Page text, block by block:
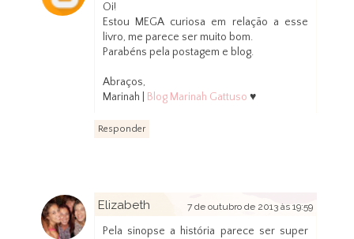
Oi!
Estou MEGA curiosa em relação a esse
livro, me parece ser muito bom.
Parabéns pela postagem e blog.
Abraços,
Marinah | Blog Marinah Gattuso ♥
Responder
Elizabeth 7 de outubro de 2013 às 19:59
Pela sinopse a história parece ser super